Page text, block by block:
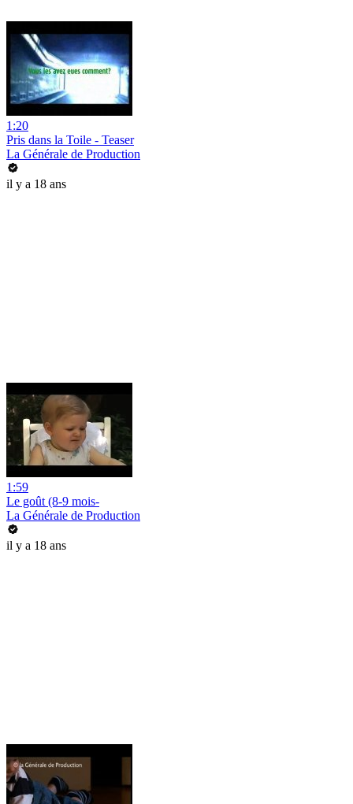
1:20
Pris dans la Toile - Teaser
La Générale de Production
il y a 18 ans
1:59
Le goût (8-9 mois-
La Générale de Production
il y a 18 ans